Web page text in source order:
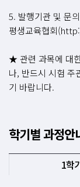
5. 발행기관 및 문
평생교육협회
★ 관련 과목에 대
나, 반드시 시험 주
기 바랍니다.
학기별 과정안
1학